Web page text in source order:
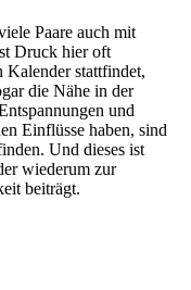
Paare auch mit
Druck hier oft
Kalender stattfindet,
die Nähe in der
und
Einflüsse haben, sind
Und dieses ist
wiederum zur
beiträgt.